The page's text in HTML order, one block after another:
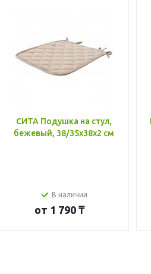
СИТА Подушка на стул,
бежевый, 38/35x38x2 см
В наличии
от 1 790 ₸